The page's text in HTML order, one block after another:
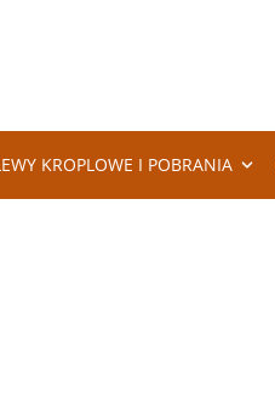
KROPLOWE I POBRANIA